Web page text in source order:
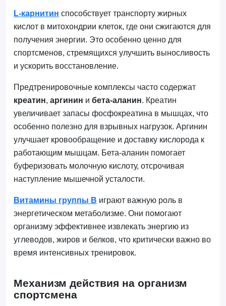
L-карнитин способствует транспорту жирных
кислот в митохондрии клеток, где они сжигаются для
получения энергии. Это особенно ценно для
спортсменов, стремящихся улучшить выносливость
и ускорить восстановление.
Предтренировочные комплексы часто содержат
креатин, аргинин и бета-аланин. Креатин
увеличивает запасы фосфокреатина в мышцах, что
особенно полезно для взрывных нагрузок. Аргинин
улучшает кровообращение и доставку кислорода к
работающим мышцам. Бета-аланин помогает
буферизовать молочную кислоту, отсрочивая
наступление мышечной усталости.
Витамины группы В играют важную роль в
энергетическом метаболизме. Они помогают
организму эффективнее извлекать энергию из
углеводов, жиров и белков, что критически важно во
время интенсивных тренировок.
Механизм действия на организм
спортсмена